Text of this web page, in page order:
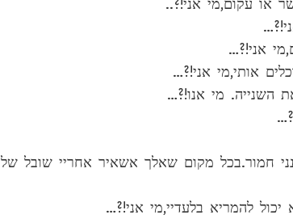
חמור.בכל מקום שאלך אשאיר אחריי שובל של